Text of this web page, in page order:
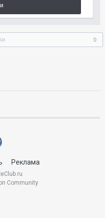
0
Реклама
Community